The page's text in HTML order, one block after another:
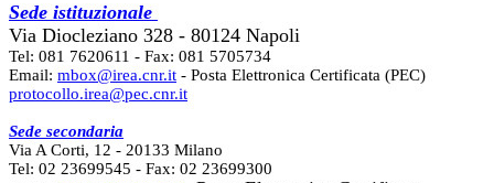
Sede istituzionale
Via Diocleziano 328 - 80124 Napoli
Tel: 081 7620611 - Fax: 081 5705734
Email: mbox@irea.cnr.it - Posta Elettronica Certificata (PEC)
protocollo.irea@pec.cnr.it
Sede secondaria
Via A Corti, 12 - 20133 Milano
Tel: 02 23699545 - Fax: 02 23699300